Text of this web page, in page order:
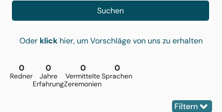
Suchen
Oder klick hier, um Vorschläge von uns zu erhalten
Redner
0
Jahre
Erfahrung
0
Vermittelte
Zeremonien
0
Sprachen
0
Filtern